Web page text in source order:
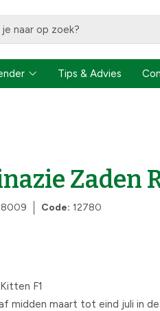
Tips & Advies
Zaden
Code: 12780
F1
midden maart tot eind juli in